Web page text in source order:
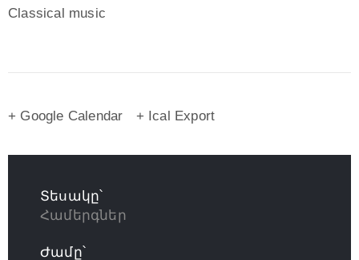
Classical music
+ Google Calendar + Ical Export
Տեսակը՝
Համերգներ
Ժամը՝